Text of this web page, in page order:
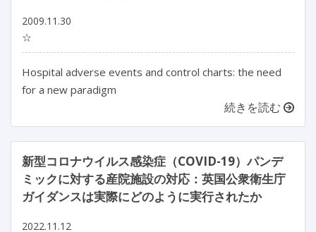
2009.11.30
☆
Hospital adverse events and control charts: the need
for a new paradigm
続きを読む
新型コロナウイルス感染症（COVID-19）パンデ
ミックに対する産院施設の対応：英国公衆衛生庁
ガイダンスは実際にどのように実行されたか
2022.11.12